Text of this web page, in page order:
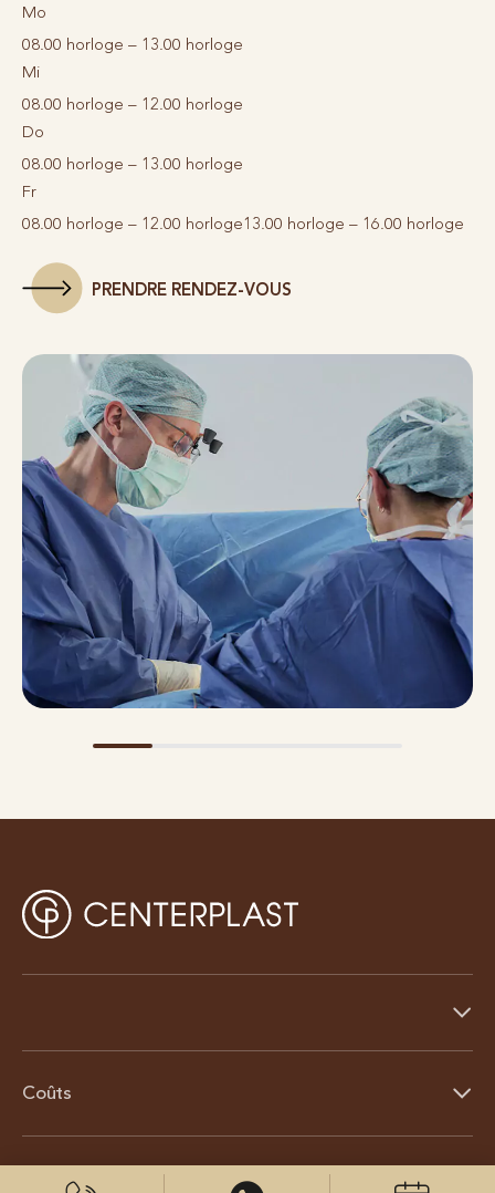
Mo
08.00 horloge – 13.00 horloge
Mi
08.00 horloge – 12.00 horloge
Do
08.00 horloge – 13.00 horloge
Fr
08.00 horloge – 12.00 horloge13.00 horloge – 16.00 horloge
PRENDRE RENDEZ-VOUS
Coûts
À propos de nous